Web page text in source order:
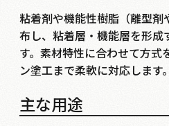
粘着剤や機能性樹脂（離型
布し、粘着層・機能層を形成
す。素材特性に合わせて方式
ン塗工まで柔軟に対応します。
主な用途